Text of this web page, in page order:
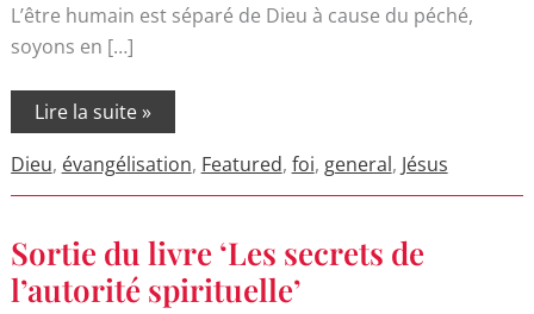
L’être humain est séparé de Dieu à cause du péché,
soyons en […]
Lire la suite »
Dieu, évangélisation, Featured, foi, general, Jésus
Sortie du livre ‘Les secrets de
l’autorité spirituelle’
Sortie
du
livre
‘Les